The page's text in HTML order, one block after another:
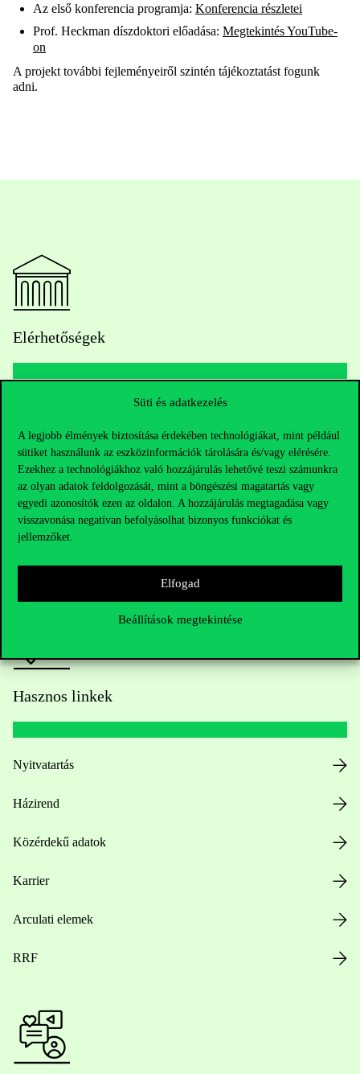
Süti és adatkezelés
A legjobb élmények biztosítása érdekében technológiákat, mint például
sütiket használunk az eszközinformációk tárolására és/vagy elérésére.
Ezekhez a technológiákhoz való hozzájárulás lehetővé teszi számunkra
az olyan adatok feldolgozását, mint a böngészési magatartás vagy
egyedi azonosítók ezen az oldalon. A hozzájárulás megtagadása vagy
visszavonása negatívan befolyásolhat bizonyos funkciókat és
jellemzőket.
Elfogad
Beállítások megtekintése
Az első konferencia programja: Konferencia részletei
Prof. Heckman díszdoktori előadása: Megtekintés YouTube-
on
A projekt további fejleményeiről szintén tájékoztatást fogunk
adni.
Elérhetőségek
+36 1 482 5000
Kérdésed van a felvételivel kapcsolatban?
Oktatói elérhetőségek
HUB jelenlegi hallgatóinknak
Sajtó:press@uni-corvinus.hu
Hasznos linkek
Nyitvatartás
Házirend
Közérdekű adatok
Karrier
Arculati elemek
RRF